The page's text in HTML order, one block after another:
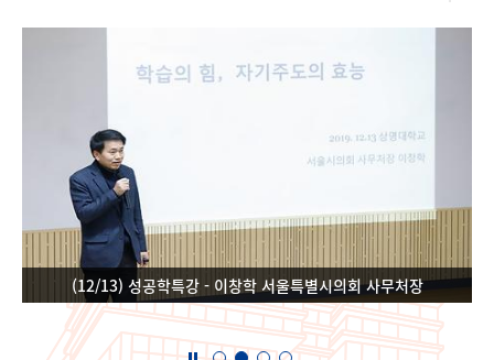
(12/13) 성공학특강 - 이창학 서울특별시의회 사무처장